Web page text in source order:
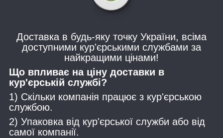
Доставка в будь-яку точку України, всіма
доступними кур'єрськими службами за
найкращими цінами!
Що впливає на ціну доставки в
кур'єрській службі?
1) Скільки компанія працює з кур'єрською
службою.
2) Упаковка від кур'єрської служби або від
самої компанії.